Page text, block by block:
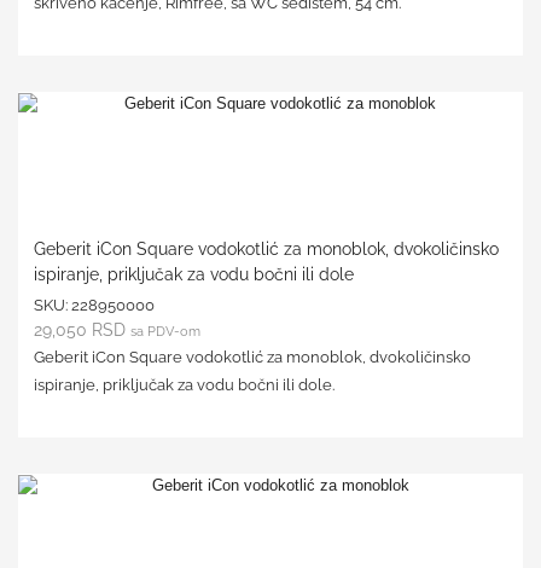
Geberit iCon Square vodokotlić za monoblok, dvokoličinsko
ispiranje, priključak za vodu bočni ili dole
SKU: 228950000
29,050 RSD sa PDV-om
Geberit iCon Square vodokotlić za monoblok, dvokoličinsko
ispiranje, priključak za vodu bočni ili dole.